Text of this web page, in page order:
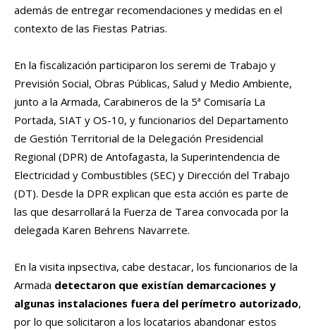
además de entregar recomendaciones y medidas en el
contexto de las Fiestas Patrias.
En la fiscalización participaron los seremi de Trabajo y
Previsión Social, Obras Públicas, Salud y Medio Ambiente,
junto a la Armada, Carabineros de la 5ª Comisaría La
Portada, SIAT y OS-10, y funcionarios del Departamento
de Gestión Territorial de la Delegación Presidencial
Regional (DPR) de Antofagasta, la Superintendencia de
Electricidad y Combustibles (SEC) y Dirección del Trabajo
(DT). Desde la DPR explican que esta acción es parte de
las que desarrollará la Fuerza de Tarea convocada por la
delegada Karen Behrens Navarrete.
En la visita inpsectiva, cabe destacar, los funcionarios de la
Armada detectaron que existían demarcaciones y
algunas instalaciones fuera del perímetro autorizado,
por lo que solicitaron a los locatarios abandonar estos